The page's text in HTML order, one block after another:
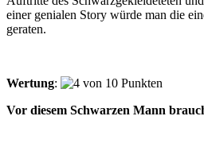
einer genialen Story würde man die
geraten.
Wertung:
Vor diesem Schwarzen Mann